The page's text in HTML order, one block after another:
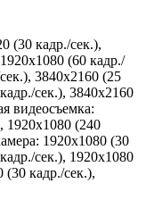
(30 кадр./сек.),
(60 кадр./
3840x2160 (25
сек.), 3840x2160
видеосъемка:
1920x1080 (240
1920x1080 (30
сек.), 1920x1080
(30 кадр./сек.),